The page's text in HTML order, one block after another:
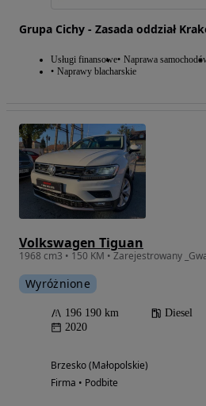
Grupa Cichy - Zasada oddział
Usługi finansowe Naprawa
Naprawy blacharskie
Volkswagen Tiguan
1968 cm3 • 150 KM • Zarejestrowany
Wyróżnione
196 190 km Diesel
2020
Brzesko (Małopolskie)
Firma • Podbite